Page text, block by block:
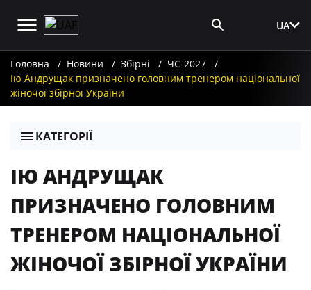
UA
Головна Новини Збірні
ЧС-2027
Ію Андрущак призначено головним тренером національної
жіночої збірної України
КАТЕГОРІЇ
ІЮ АНДРУЩАК
ПРИЗНАЧЕНО ГОЛОВНИМ
ТРЕНЕРОМ НАЦІОНАЛЬНОЇ
ЖІНОЧОЇ ЗБІРНОЇ УКРАЇНИ